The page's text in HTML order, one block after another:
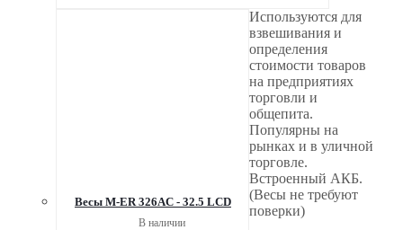
Весы M-ER 326AC - 32.5 LCD
В наличии
Используются для
взвешивания и
определения
стоимости товаров
на предприятиях
торговли и
общепита.
Популярны на
рынках и в уличной
торговле.
Встроенный АКБ.
(Весы не требуют
поверки)